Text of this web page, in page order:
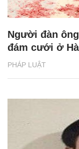
PHÁP LUẬT
Người đàn
đám cưới ở